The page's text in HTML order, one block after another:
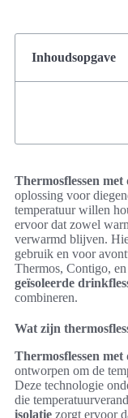
Inhoudsopgave
Thermosflessen
oplossing voor
temperatuur willen
ervoor dat zowel
verwarmd blijven.
gebruik en voor
Thermos, Contigo,
geïsoleerde
combineren.
Wat zijn
Thermosflessen
ontworpen om de
Deze technologie
die
isolatie zorgt ervoor